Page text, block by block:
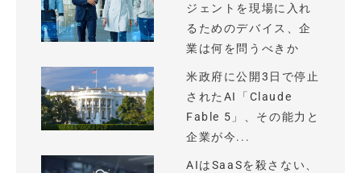
ジェントを現場に入れ
るためのデバイス、企
業は何を問うべきか
米政府に公開3日で停止
されたAI「Claude
Fable 5」、その能力と
企業が今...
AIはSaaSを殺さない、